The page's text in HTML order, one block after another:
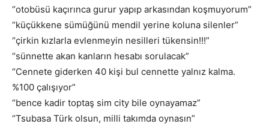
“otobüsü kaçırınca gurur yapıp arkasından koşmuyorum”
“küçükkene sümüğünü mendil yerine koluna silenler”
“çirkin kızlarla evlenmeyin nesilleri tükensin!!!”
“sünnette akan kanların hesabı sorulacak”
“Cennete giderken 40 kişi bul cennette yalnız kalma.
%100 çalışıyor”
“bence kadir toptaş sim city bile oynayamaz”
“Tsubasa Türk olsun, milli takımda oynasın”